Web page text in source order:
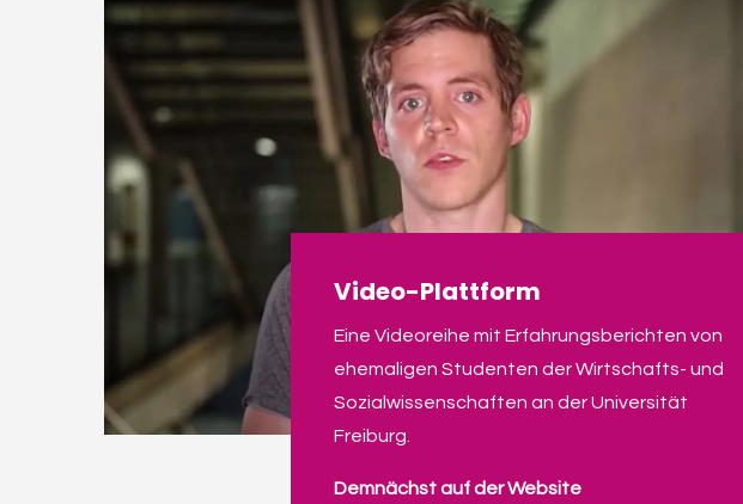
Video-Plattform
Eine Videoreihe mit Erfahrungsberichten von
ehemaligen Studenten der Wirtschafts- und
Sozialwissenschaften an der Universität
Freiburg.
Demnächst auf der Website